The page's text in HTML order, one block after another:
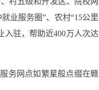
业服务圈”、农村“15公里
入驻，帮助近400万人次达
务网点如繁星般点缀在赣